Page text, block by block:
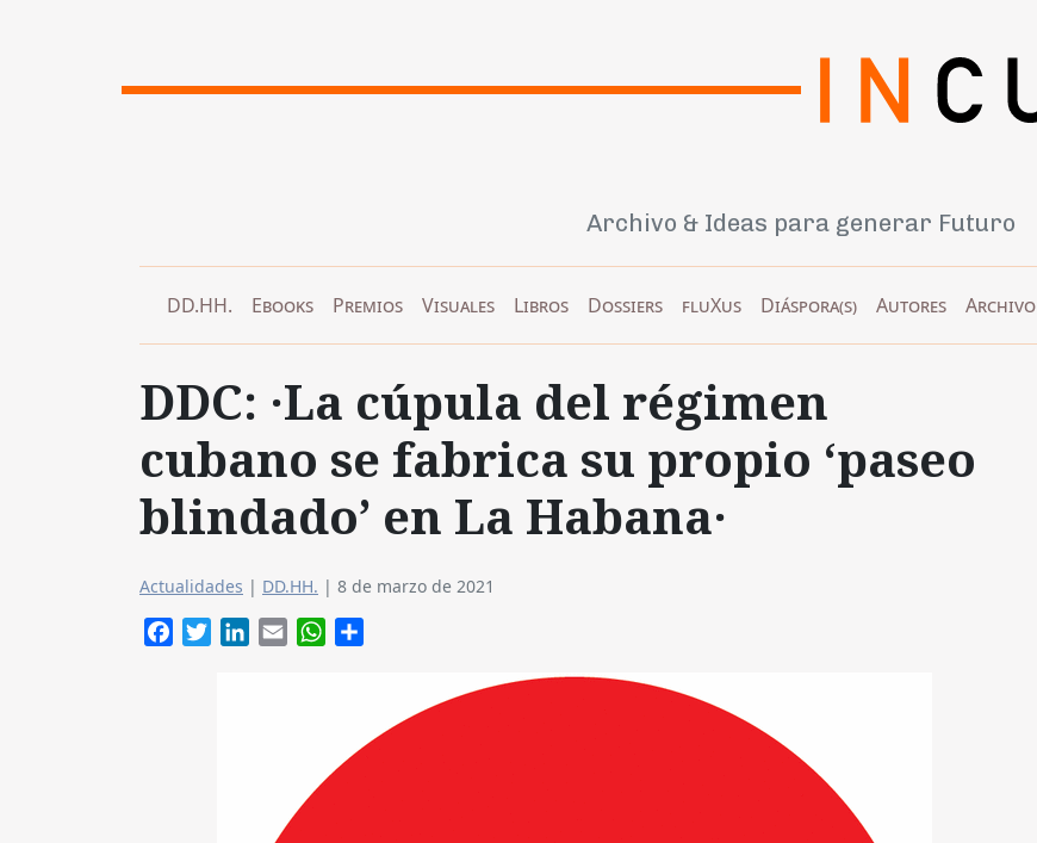
Archivo & Ideas para generar Futuro
DD.HH. Ebooks Premios Visuales Libros Dossiers fluXus Diáspora(s) Autores Archivo
DDC: ·La cúpula del régimen
cubano se fabrica su propio ‘paseo
blindado’ en La Habana·
Actualidades | DD.HH. | 8 de marzo de 2021
FacebookTwitterLinkedIn
Email WhatsApp